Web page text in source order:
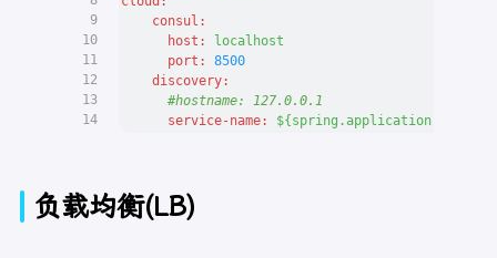
9
10
11
12
13
14
consul:
host:
localhost
port:
8500
discovery:
#hostname: 127.0.0.1
service-name:
${spring.application.name}
负载均衡(LB)